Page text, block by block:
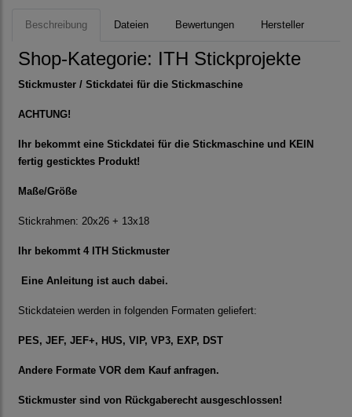
Beschreibung Dateien Bewertungen Hersteller
Shop-Kategorie: ITH Stickprojekte
Stickmuster / Stickdatei für die Stickmaschine
ACHTUNG!
Ihr bekommt eine Stickdatei für die Stickmaschine und KEIN
fertig gesticktes Produkt!
Maße/Größe
Stickrahmen: 20x26 + 13x18
Ihr bekommt 4 ITH Stickmuster
Eine Anleitung ist auch dabei.
Stickdateien werden in folgenden Formaten geliefert:
PES, JEF, JEF+, HUS, VIP, VP3, EXP, DST
Andere Formate VOR dem Kauf anfragen.
Stickmuster sind von Rückgaberecht ausgeschlossen!